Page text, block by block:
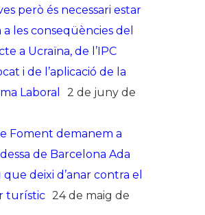
però és necessari estar
les conseqüències del
a Ucraïna, de l’IPC
i de l’aplicació de la
Laboral
2 de juny de
Foment demanem a
de Barcelona Ada
que deixi d’anar contra el
turístic 24 de maig de